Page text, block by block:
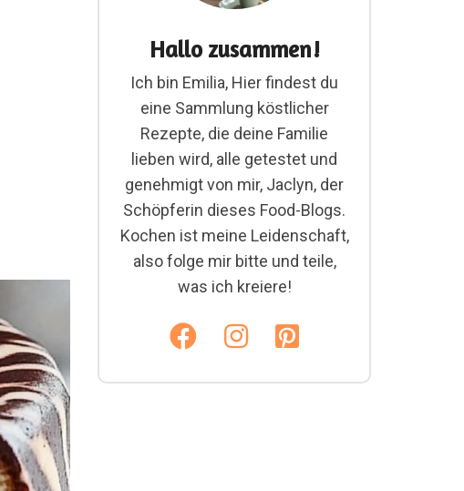
Hallo zusammen!
Ich bin Emilia, Hier findest du
eine Sammlung köstlicher
Rezepte, die deine Familie
lieben wird, alle getestet und
genehmigt von mir, Jaclyn, der
Schöpferin dieses Food-Blogs.
Kochen ist meine Leidenschaft,
also folge mir bitte und teile,
was ich kreiere!